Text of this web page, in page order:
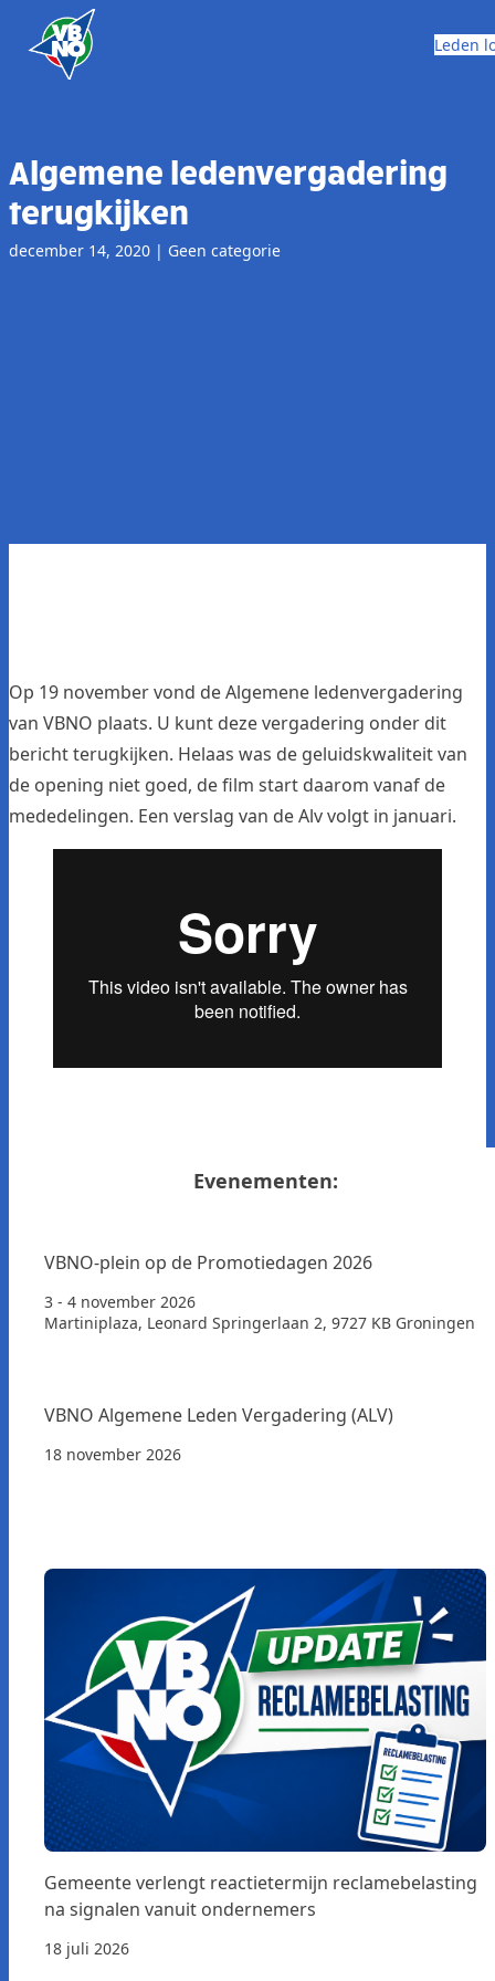
Skip to content
Leden
Algemene ledenvergadering
terugkijken
december 14, 2020 | Geen categorie
Op 19 november vond de Algemene ledenvergadering
van VBNO plaats. U kunt deze vergadering onder dit
bericht terugkijken. Helaas was de geluidskwaliteit van
de opening niet goed, de film start daarom vanaf de
mededelingen. Een verslag van de Alv volgt in januari.
Evenementen:
VBNO-plein op de Promotiedagen 2026
3 - 4 november 2026
Martiniplaza, Leonard Springerlaan 2, 9727 KB Groningen
VBNO Algemene Leden Vergadering (ALV)
18 november 2026
Gemeente verlengt reactietermijn reclamebelasting
na signalen vanuit ondernemers
18 juli 2026